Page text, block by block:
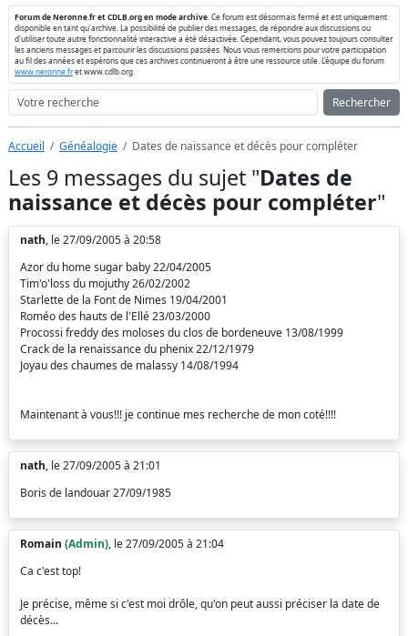
Forum de Neronne.fr et CDLB.org en mode archive . Ce forum est désormais fermé et est uniquement
disponible en tant qu'archive. La possibilité de publier des messages, de répondre aux discussions ou
d'utiliser toute autre fonctionnalité interactive a été désactivée. Cependant, vous pouvez toujours consulter
les anciens messages et parcourir les discussions passées. Nous vous remercions pour votre participation
au fil des années et espérons que ces archives continueront à être une ressource utile. L'équipe du forum
www.neronne.fret www.cdlb.org.
Rechercher
Accueil Généalogie Dates de naissance et décès pour compléter
Les 9 messages du sujet "Dates de
naissance et décès pour compléter"
nath, le 27/09/2005 à 20:58
Azor du home sugar baby 22/04/2005
Tim'o'loss du mojuthy 26/02/2002
Starlette de la Font de Nimes 19/04/2001
Roméo des hauts de l'Ellé 23/03/2000
Procossi freddy des moloses du clos de bordeneuve 13/08/1999
Crack de la renaissance du phenix 22/12/1979
Joyau des chaumes de malassy 14/08/1994
Maintenant à vous!!! je continue mes recherche de mon coté!!!!
nath, le 27/09/2005 à 21:01
Boris de landouar 27/09/1985
Romain (Admin), le 27/09/2005 à 21:04
Ca c'est top!
Je précise, même si c'est moi drôle, qu'on peut aussi préciser la date de
décès...